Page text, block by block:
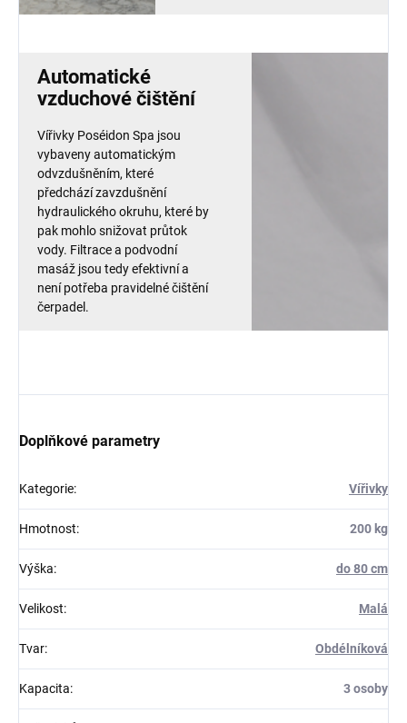
Automatické
vzduchové čištění
Vířivky Poséidon Spa jsou
vybaveny automatickým
odvzdušněním, které
předchází zavzdušnění
hydraulického okruhu, které by
pak mohlo snižovat průtok
vody. Filtrace a podvodní
masáž jsou tedy efektivní a
není potřeba pravidelné čištění
čerpadel.
Doplňkové parametry
Kategorie: Vířivky
Hmotnost: 200 kg
Výška: do 80 cm
Velikost: Malá
Tvar: Obdélníková
Kapacita: 3 osoby